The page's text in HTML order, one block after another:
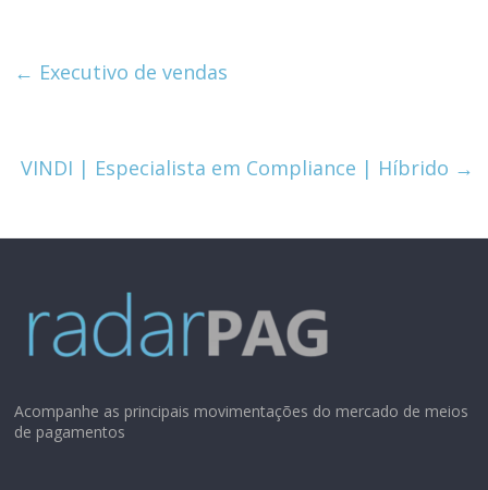
← Executivo de vendas
VINDI | Especialista em Compliance | Híbrido →
Acompanhe as principais movimentações do mercado de meios
de pagamentos